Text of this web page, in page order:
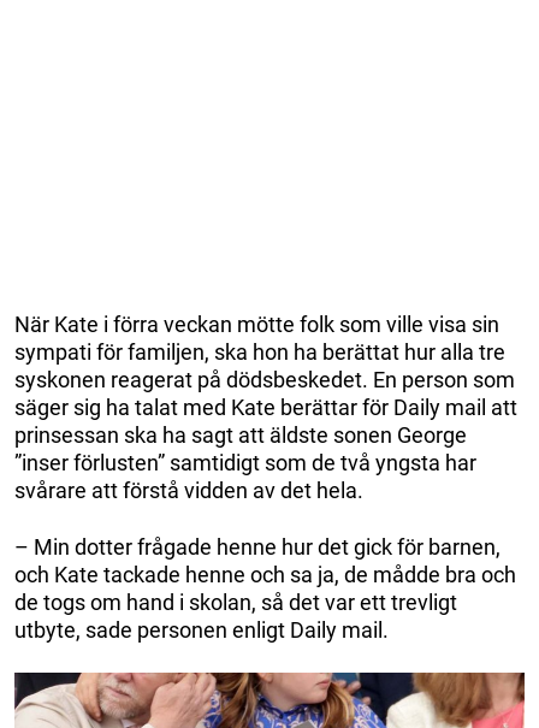
När Kate i förra veckan mötte folk som ville visa sin
sympati för familjen, ska hon ha berättat hur alla tre
syskonen reagerat på dödsbeskedet. En person som
säger sig ha talat med Kate berättar för Daily mail att
prinsessan ska ha sagt att äldste sonen George
”inser förlusten” samtidigt som de två yngsta har
svårare att förstå vidden av det hela.
– Min dotter frågade henne hur det gick för barnen,
och Kate tackade henne och sa ja, de mådde bra och
de togs om hand i skolan, så det var ett trevligt
utbyte, sade personen enligt Daily mail.